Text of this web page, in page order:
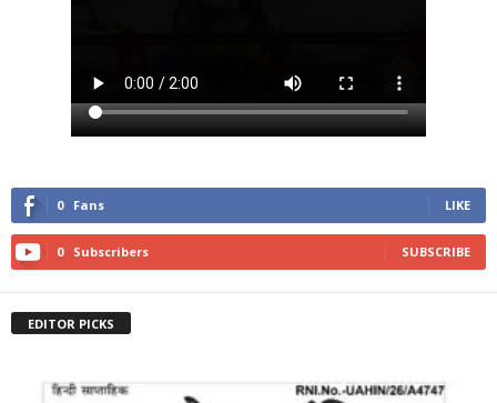
0 Fans LIKE
0 Subscribers SUBSCRIBE
EDITOR PICKS